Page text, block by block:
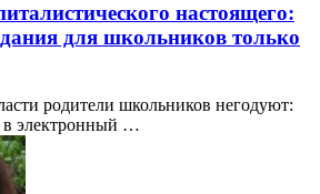
настоящего:
для школьников только
родители школьников негодуют:
в электронный …